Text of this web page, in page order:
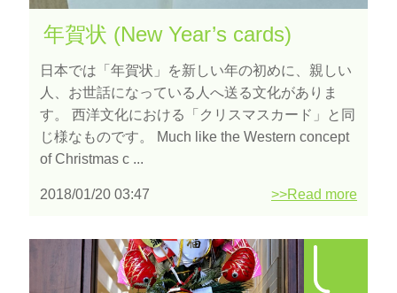
年賀状 (New Year’s cards)
日本では「年賀状」を新しい年の初めに、親しい
人、お世話になっている人へ送る文化がありま
す。 西洋文化における「クリスマスカード」と同
じ様なものです。 Much like the Western concept
of Christmas c ...
2018/01/20 03:47 >>Read more